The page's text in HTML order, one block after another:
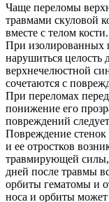
Чаще переломы
травмами скуловой
вместе с телом
При изолированных
нарушиться целость
верхнечелюстной
сочетаются с
При переломах
понижение его
повреждений
Повреждение
и ее отростков
травмирующей силы,
дней после травмы
орбиты гематомы и
носа и орбиты может